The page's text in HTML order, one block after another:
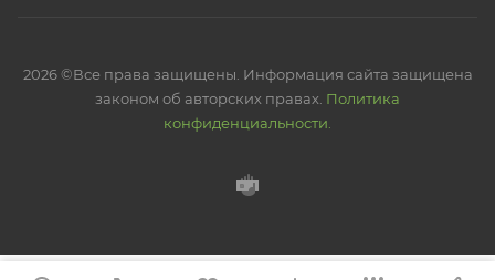
2026 ©Все права защищены. Информация сайта защищена
законом об авторских правах. Политика
конфиденциальности.